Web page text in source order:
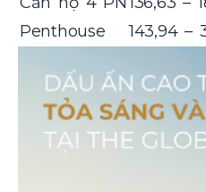
Penthouse
143,94 –